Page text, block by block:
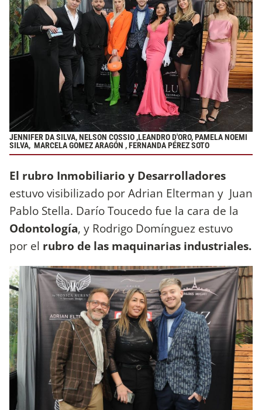
JENNIFER DA SILVA, NELSON COSSIO ,LEANDRO D'ORO, PAMELA NOEMI
SILVA, MARCELA GOMEZ ARAGÓN , FERNANDA PÉREZ SOTO
El rubro Inmobiliario y Desarrolladores
estuvo visibilizado por Adrian Elterman y Juan
Pablo Stella. Darío Toucedo fue la cara de la
Odontología, y Rodrigo Domínguez estuvo
por el rubro de las maquinarias industriales.